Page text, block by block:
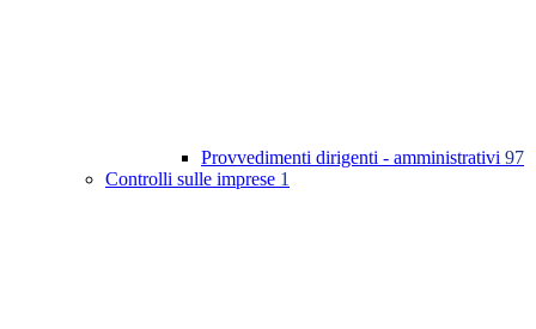
Provvedimenti dirigenti - amministrativi 97
Controlli sulle imprese 1